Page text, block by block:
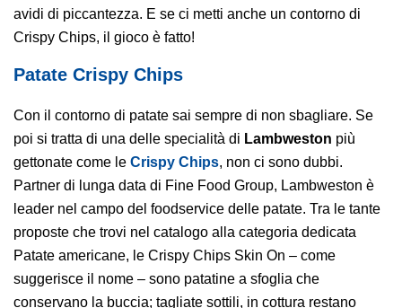
avidi di piccantezza. E se ci metti anche un contorno di
Crispy Chips, il gioco è fatto!
Patate Crispy Chips
Con il contorno di patate sai sempre di non sbagliare. Se
poi si tratta di una delle specialità di Lambweston più
gettonate come le Crispy Chips, non ci sono dubbi.
Partner di lunga data di Fine Food Group, Lambweston è
leader nel campo del foodservice delle patate. Tra le tante
proposte che trovi nel catalogo alla categoria dedicata
Patate americane, le Crispy Chips Skin On – come
suggerisce il nome – sono patatine a sfoglia che
conservano la buccia; tagliate sottili, in cottura restano